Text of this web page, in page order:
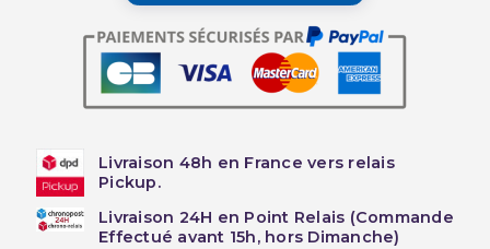
Livraison 48h en France vers relais
Pickup.
Livraison 24H en Point Relais (Commande
Effectué avant 15h, hors Dimanche)